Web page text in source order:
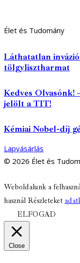
Élet és Tudomány
Láthatatlan
tölgylisztharmat
Kedves Olvasónk!
jelölt a TIT!
Kémiai Nobel-díj
Lapvásárlás
© 2026 Élet és
facebook-
1
youtube-
1
email
Weboldalunk a
használ Részleteket
ELFOGAD
Close